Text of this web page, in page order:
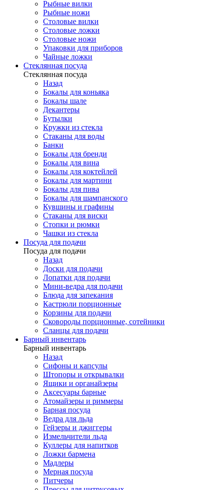
Рыбные вилки
Рыбные ножи
Столовые вилки
Столовые ложки
Столовые ножи
Упаковки для приборов
Чайные ложки
Стеклянная посуда
Стеклянная посуда
Назад
Бокалы для коньяка
Бокалы шале
Декантеры
Бутылки
Кружки из стекла
Стаканы для воды
Банки
Бокалы для бренди
Бокалы для вина
Бокалы для коктейлей
Бокалы для мартини
Бокалы для пива
Бокалы для шампанского
Кувшины и графины
Стаканы для виски
Стопки и рюмки
Чашки из стекла
Посуда для подачи
Посуда для подачи
Назад
Доски для подачи
Лопатки для подачи
Мини-ведра для подачи
Блюда для запекания
Кастрюли порционные
Корзины для подачи
Сковороды порционные, сотейники
Сланцы для подачи
Барный инвентарь
Барный инвентарь
Назад
Сифоны и капсулы
Штопоры и открывалки
Ящики и органайзеры
Аксесуары барные
Атомайзеры и риммеры
Барная посуда
Ведра для льда
Гейзеры и джиггеры
Измельчители льда
Куллеры для напитков
Ложки бармена
Мадлеры
Мерная посуда
Питчеры